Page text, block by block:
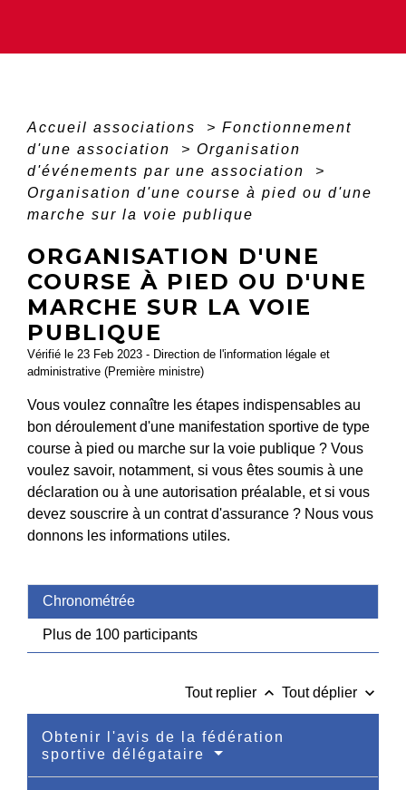
Accueil associations > Fonctionnement
d'une association
> Organisation
d'événements par une association
>
Organisation d'une course à pied ou d'une
marche sur la voie publique
ORGANISATION D'UNE
COURSE À PIED OU D'UNE
MARCHE SUR LA VOIE
PUBLIQUE
Vérifié le 23 Feb 2023 - Direction de l'information légale et
administrative (Première ministre)
Vous voulez connaître les étapes indispensables au
bon déroulement d'une manifestation sportive de type
course à pied ou marche sur la voie publique ? Vous
voulez savoir, notamment, si vous êtes soumis à une
déclaration ou à une autorisation préalable, et si vous
devez souscrire à un contrat d'assurance ? Nous vous
donnons les informations utiles.
Chronométrée
Plus de 100 participants
Tout replier keyboard_arrow_up Tout déplier keyboard_arrow_down
Obtenir l'avis de la fédération
sportive délégataire